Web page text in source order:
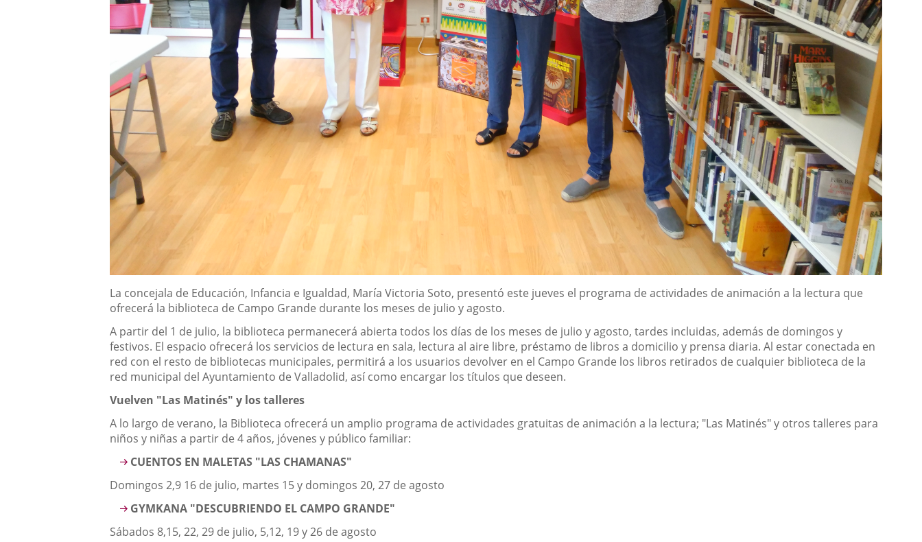
Descripción
La concejala de Educación, Infancia e Igualdad, María Victoria Soto, presentó este jueves el programa de actividades de animación a la lectura que
ofrecerá la biblioteca de Campo Grande durante los meses de julio y agosto.
A partir del 1 de julio, la biblioteca permanecerá abierta todos los días de los meses de julio y agosto, tardes incluidas, además de domingos y
festivos. El espacio ofrecerá los servicios de lectura en sala, lectura al aire libre, préstamo de libros a domicilio y prensa diaria. Al estar conectada en
red con el resto de bibliotecas municipales, permitirá a los usuarios devolver en el Campo Grande los libros retirados de cualquier biblioteca de la
red municipal del Ayuntamiento de Valladolid, así como encargar los títulos que deseen.
Vuelven "Las Matinés" y los talleres
A lo largo de verano, la Biblioteca ofrecerá un amplio programa de actividades gratuitas de animación a la lectura; "Las Matinés" y otros talleres para
niños y niñas a partir de 4 años, jóvenes y público familiar:
CUENTOS EN MALETAS "LAS CHAMANAS"
Domingos 2,9 16 de julio, martes 15 y domingos 20, 27 de agosto
GYMKANA "DESCUBRIENDO EL CAMPO GRANDE"
Sábados 8,15, 22, 29 de julio, 5,12, 19 y 26 de agosto